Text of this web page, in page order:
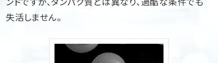
失活しません。